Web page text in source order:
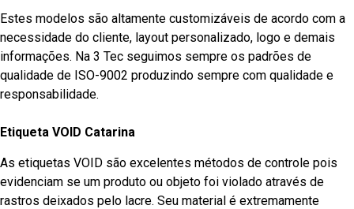
Estes modelos são altamente customizáveis de acordo com a
necessidade do cliente, layout personalizado, logo e demais
informações. Na 3 Tec seguimos sempre os padrões de
qualidade de ISO-9002 produzindo sempre com qualidade e
responsabilidade.
Etiqueta VOID Catarina
As etiquetas VOID são excelentes métodos de controle pois
evidenciam se um produto ou objeto foi violado através de
rastros deixados pelo lacre. Seu material é extremamente